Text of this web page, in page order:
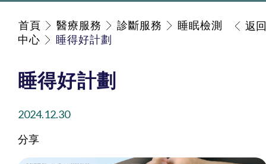
首頁 醫療服務 診斷服務
睡眠檢測
中心
睡得好計劃
返回
睡得好計劃
2024.12.30
分享